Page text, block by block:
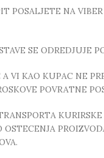
POSALJETE NA
SE ODREDJUJE
VI KAO KUPAC NE
POVRATNE